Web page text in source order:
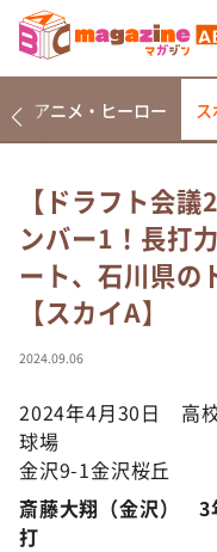
なるみ・岡村の過
相席食堂
これ余談なんです
～人生密着トーク
て真剣です
探偵！ナイトスク
河合＆A.B.C-Z塚
（news おかえり）
アニメ・ヒーロー
【ドラフト会
ンバー1！長打
ート、石川県の
【スカイA】
2024.09.06
2024年4月30日 高
球場
金沢9-1金沢桜丘
斎藤大翔（金沢）
打